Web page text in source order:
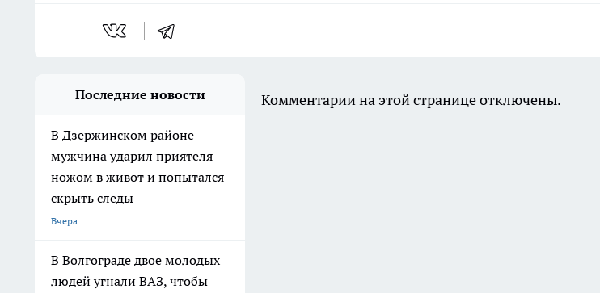
Последние новости
В Дзержинском районе
мужчина ударил приятеля
ножом в живот и попытался
скрыть следы
Вчера
В Волгограде двое молодых
людей угнали ВАЗ, чтобы
Комментарии на этой странице отключены.